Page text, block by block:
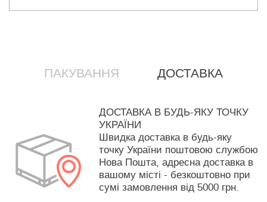
ПАКУВАННЯ ДОСТАВКА
ДОСТАВКА В БУДЬ-ЯКУ ТОЧКУ
УКРАЇНИ
Швидка доставка в будь-яку
точку України поштовою службою
Нова Пошта, адресна доставка в
вашому місті - безкоштовно при
сумі замовлення від 5000 грн.